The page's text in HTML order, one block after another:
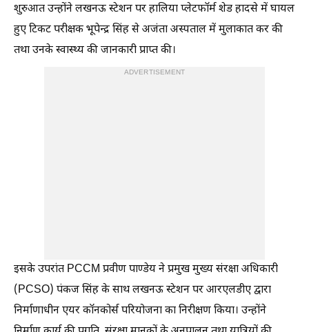
शुरुआत उन्होंने लखनऊ स्टेशन पर हालिया प्लेटफॉर्म शेड हादसे में घायल
हुए टिकट परीक्षक भूपेन्द्र सिंह से अजंता अस्पताल में मुलाकात कर की
तथा उनके स्वास्थ्य की जानकारी प्राप्त की।
ADVERTISEMENT
इसके उपरांत PCCM प्रवीण पाण्डेय ने प्रमुख मुख्य संरक्षा अधिकारी
(PCSO) पंकज सिंह के साथ लखनऊ स्टेशन पर आरएलडीए द्वारा
निर्माणाधीन एयर कॉनकोर्स परियोजना का निरीक्षण किया। उन्होंने